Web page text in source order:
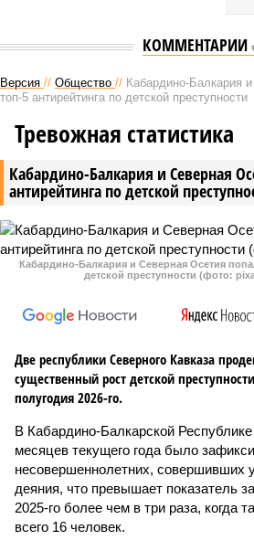
КОММЕНТАРИИ
Версия // Общество // Кабардино-Балкария
топ-5 антирейтинга по детской преступности
Кабардино-Балкария и Северная
антирейтинга по детской
Тревожная статистика
Кабардино-Балкария и Северная Осетия
детской преступности (фото:
Две республики Северного Кавказа
существенный рост детской
полугодия 2026-го.
В Кабардино-Балкарской
месяцев текущего года было
несовершеннолетних, совершивших
деяния, что превышает показатель
2025-го более чем в три раза, когда
всего 16 человек.